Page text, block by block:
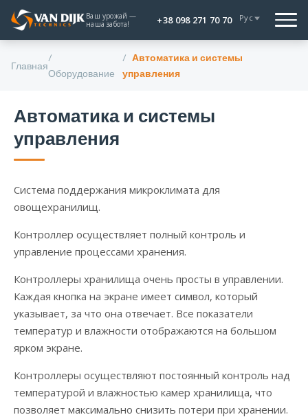
Ваш урожай —
наша забота!
+38 098 271 70 70 Рус
Главная
Оборудование
Автоматика и системы
управления
Автоматика и системы
управления
Система поддержания микроклимата для
овощехранилищ.
Контроллер осуществляет полный контроль и
управление процессами хранения.
Контроллеры хранилища очень просты в управлении.
Каждая кнопка на экране имеет символ, который
указывает, за что она отвечает. Все показатели
температур и влажности отображаются на большом
ярком экране.
Контроллеры осуществляют постоянный контроль над
температурой и влажностью камер хранилища, что
позволяет максимально снизить потери при хранении.